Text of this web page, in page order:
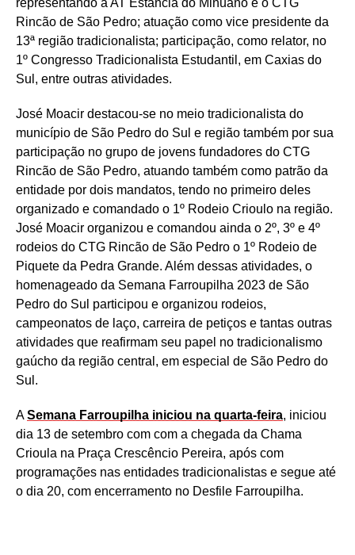
representando a AT Estância do Minuano e o CTG
Rincão de São Pedro; atuação como vice presidente da
13ª região tradicionalista; participação, como relator, no
1º Congresso Tradicionalista Estudantil, em Caxias do
Sul, entre outras atividades.
José Moacir destacou-se no meio tradicionalista do
município de São Pedro do Sul e região também por sua
participação no grupo de jovens fundadores do CTG
Rincão de São Pedro, atuando também como patrão da
entidade por dois mandatos, tendo no primeiro deles
organizado e comandado o 1º Rodeio Crioulo na região.
José Moacir organizou e comandou ainda o 2º, 3º e 4º
rodeios do CTG Rincão de São Pedro o 1º Rodeio de
Piquete da Pedra Grande. Além dessas atividades, o
homenageado da Semana Farroupilha 2023 de São
Pedro do Sul participou e organizou rodeios,
campeonatos de laço, carreira de petiços e tantas outras
atividades que reafirmam seu papel no tradicionalismo
gaúcho da região central, em especial de São Pedro do
Sul.
ASemana Farroupilha iniciou na quarta-feira, iniciou
dia 13 de setembro com com a chegada da Chama
Crioula na Praça Crescêncio Pereira, após com
programações nas entidades tradicionalistas e segue até
o dia 20, com encerramento no Desfile Farroupilha.